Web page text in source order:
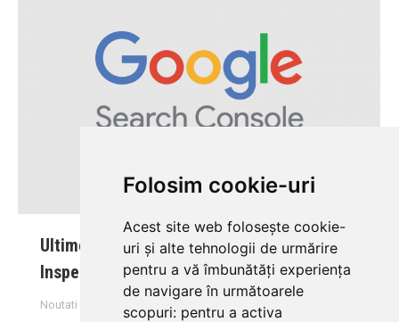
Folosim cookie-uri
Acest site web folosește cookie-
uri și alte tehnologii de urmărire
pentru a vă îmbunătăți experiența
de navigare în următoarele
scopuri: pentru a activa
Ultimele noutati in Search Console – URL
Inspection Tool
Noutati Leave a comment